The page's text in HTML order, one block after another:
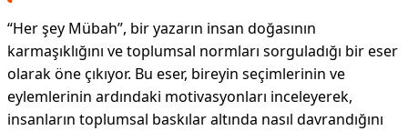
“Her şey Mübah”, bir yazarın insan doğasının
karmaşıklığını ve toplumsal normları sorguladığı bir eser
olarak öne çıkıyor. Bu eser, bireyin seçimlerinin ve
eylemlerinin ardındaki motivasyonları inceleyerek,
insanların toplumsal baskılar altında nasıl davrandığını